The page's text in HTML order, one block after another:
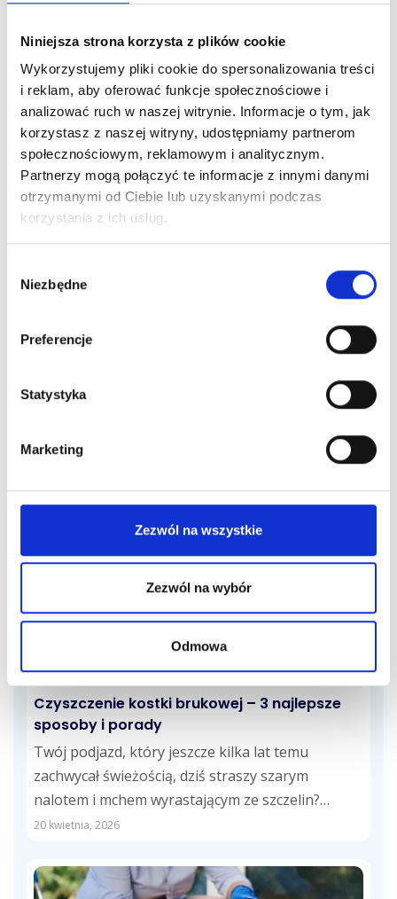
Niniejsza strona korzysta z plików cookie
Wykorzystujemy pliki cookie do spersonalizowania treści
i reklam, aby oferować funkcje społecznościowe i
analizować ruch w naszej witrynie. Informacje o tym, jak
korzystasz z naszej witryny, udostępniamy partnerom
społecznościowym, reklamowym i analitycznym.
Partnerzy mogą połączyć te informacje z innymi danymi
otrzymanymi od Ciebie lub uzyskanymi podczas
korzystania z ich usług.
zgody
Niezbędne
Preferencje
Statystyka
Marketing
Zezwól na wszystkie
Zezwól na wybór
Odmowa
Sprzątanie klatek schodowych – jak to
zrobić najlepiej? Poradnik dla wspólnot i
zarządców
Klatka schodowa to pierwsze miejsce, które widzą
mieszkańcy i ich goście. W praktyce to wizytówka
całego budynku. Jej stan wpływa...
4 maja, 2026
Porady sprzątające
sposoby
łagodnego detergentu, używając miękkiej gąbki
sprawdzi...
Porady sprzątające
Czyszczenie kostki brukowej – 3 najlepsze
sposoby i porady
Twój podjazd, który jeszcze kilka lat temu
zachwycał świeżością, dziś straszy szarym
nalotem i mchem wyrastającym ze szczelin?
Doskonale rozumiemy...
20 kwietnia, 2026